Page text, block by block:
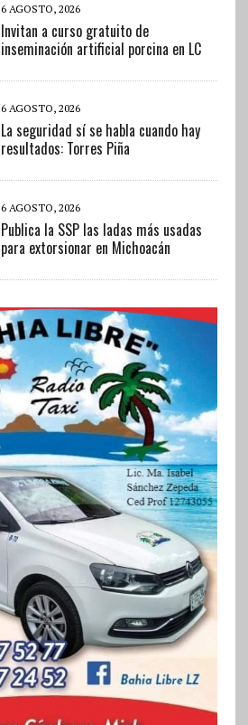
6 AGOSTO, 2026
Invitan a curso gratuito de
inseminación artificial porcina en LC
6 AGOSTO, 2026
La seguridad sí se habla cuando hay
resultados: Torres Piña
6 AGOSTO, 2026
Publica la SSP las ladas más usadas
para extorsionar en Michoacán